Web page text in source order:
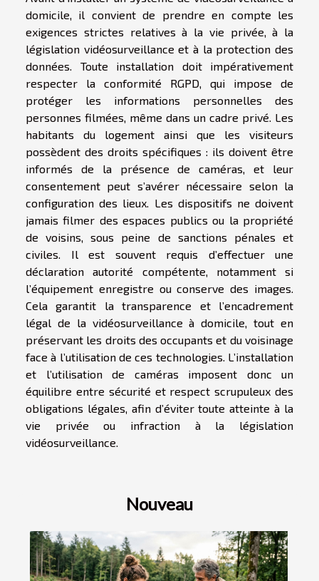
domicile, il convient de prendre en compte les
exigences strictes relatives à la vie privée, à la
législation vidéosurveillance et à la protection des
données. Toute installation doit impérativement
respecter la conformité RGPD, qui impose de
protéger les informations personnelles des
personnes filmées, même dans un cadre privé. Les
habitants du logement ainsi que les visiteurs
possèdent des droits spécifiques : ils doivent être
informés de la présence de caméras, et leur
consentement peut s’avérer nécessaire selon la
configuration des lieux. Les dispositifs ne doivent
jamais filmer des espaces publics ou la propriété
de voisins, sous peine de sanctions pénales et
civiles. Il est souvent requis d’effectuer une
déclaration autorité compétente, notamment si
l’équipement enregistre ou conserve des images.
Cela garantit la transparence et l’encadrement
légal de la vidéosurveillance à domicile, tout en
préservant les droits des occupants et du voisinage
face à l’utilisation de ces technologies. L’installation
et l’utilisation de caméras imposent donc un
équilibre entre sécurité et respect scrupuleux des
obligations légales, afin d’éviter toute atteinte à la
vie privée ou infraction à la législation
vidéosurveillance.
Nouveau